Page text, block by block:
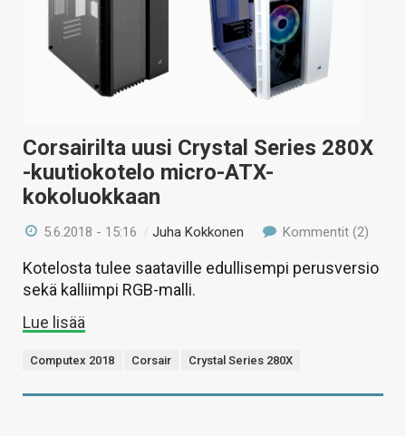
Corsairilta uusi Crystal Series 280X
-kuutiokotelo micro-ATX-
kokoluokkaan
5.6.2018 - 15:16 /Juha Kokkonen Kommentit (2)
Kotelosta tulee saataville edullisempi perusversio
sekä kalliimpi RGB-malli.
Lue lisää
Computex 2018 Corsair Crystal Series 280X